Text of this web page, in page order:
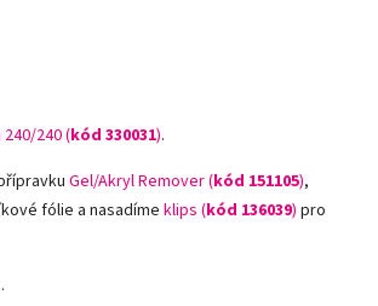
240 (kód 330031).
Gel/Akryl Remover (kód 151105),
fólie a nasadíme klips (kód 136039) pro